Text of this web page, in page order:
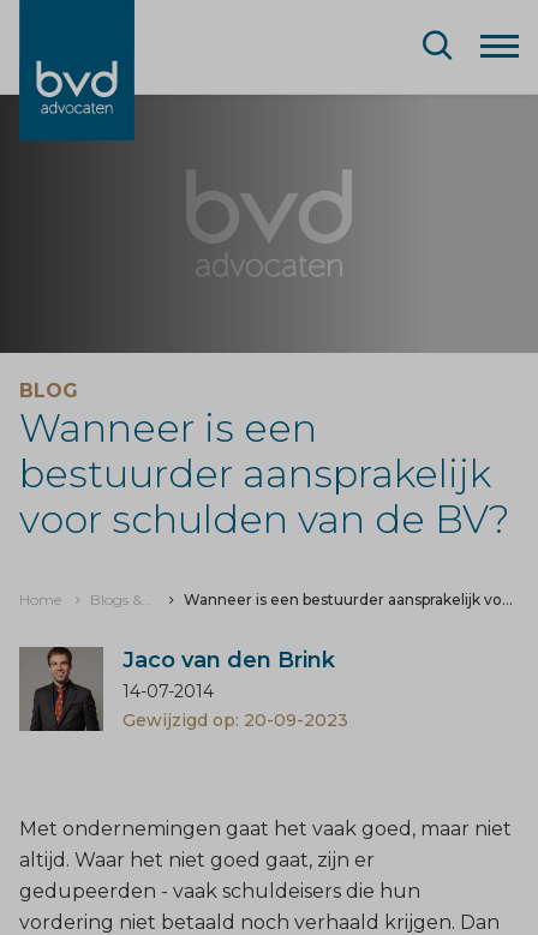
BLOG
Wanneer is een
bestuurder aansprakelijk
voor schulden van de BV?
Home Wanneer is een bestuurder aansprakelijk voor schulden van de BV?
Jaco van den Brink
14-07-2014
Gewijzigd op: 20-09-2023
Met ondernemingen gaat het vaak goed, maar niet
altijd. Waar het niet goed gaat, zijn er
gedupeerden - vaak schuldeisers die hun
vordering niet betaald noch verhaald krijgen. Dan